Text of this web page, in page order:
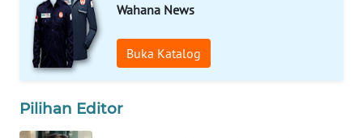
Wahana News
Buka Katalog
Pilihan Editor
SITUNGIR
NEWS
NEWS